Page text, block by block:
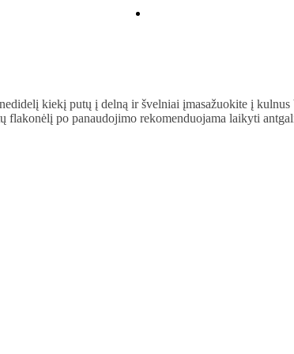
kiekį putų į delną ir švelniai įmasažuokite į kulnus
flakonėlį po panaudojimo rekomenduojama laikyti